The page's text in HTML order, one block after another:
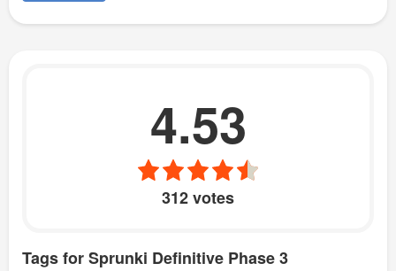
4.53
312 votes
Tags for Sprunki Definitive Phase 3